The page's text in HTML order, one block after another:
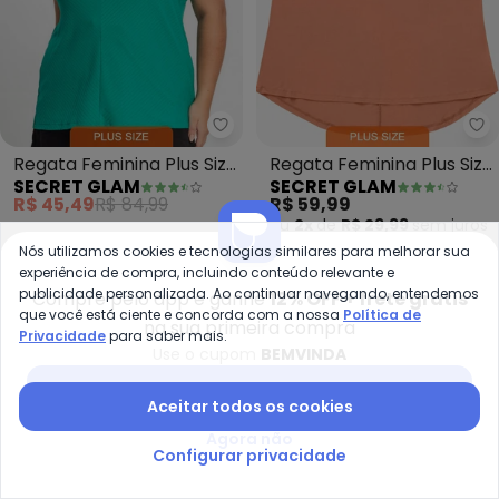
Secret Glam - Regata
Regata Feminina Plus Size
(Verde)
SECRET GLAM
R$ 45,49R$ 84,99
Regata Feminina Plus Size
(Marrom)
SECRET GLAM
R$ 59,99
ou2xdeR$ 29,99semjuros
-40%
-50%
Compre pelo app e ganhe12% OFF + frete grátis
na sua primeira compra
Nós utilizamos cookies e tecnologias similares para melhorar sua
experiência de compra, incluindo conteúdo relevante e
publicidade personalizada. Ao continuar navegando, entendemos
que você está ciente e concorda com a nossa Política de
Privacidadepara saber mais.
Aceitar todos os cookies
Configurar privacidade